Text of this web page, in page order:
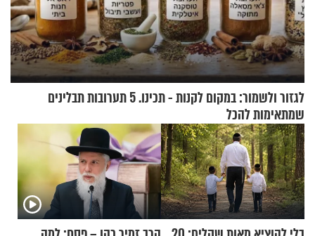
לגזור ולשמור: במקום לקנות - תכינו. 5 תערובות תבלינים
שמתאימות להכל